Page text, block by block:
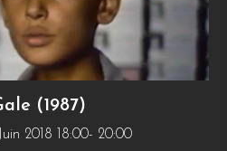
(1987)
2018 18:00- 20:00